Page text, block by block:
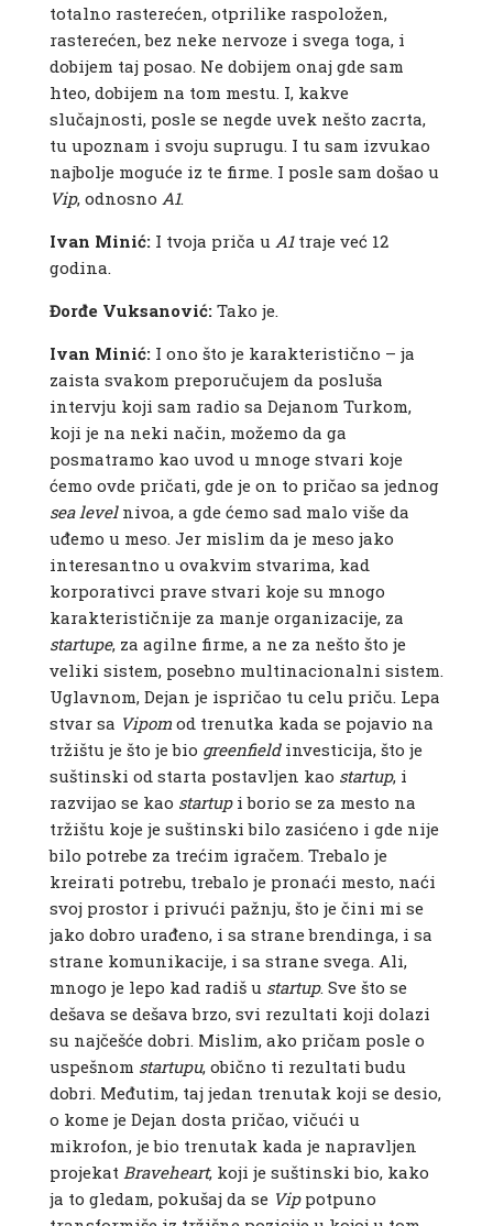
totalno rasterećen, otprilike raspoložen,
rasterećen, bez neke nervoze i svega toga, i
dobijem taj posao. Ne dobijem onaj gde sam
hteo, dobijem na tom mestu. I, kakve
slučajnosti, posle se negde uvek nešto zacrta,
tu upoznam i svoju suprugu. I tu sam izvukao
najbolje moguće iz te firme. I posle sam došao u
Vip, odnosno A1.
Ivan Minić:I tvoja priča u A1traje već 12
godina.
Đorđe Vuksanović:Tako je.
Ivan Minić:I ono što je karakteristično – ja
zaista svakom preporučujem da posluša
intervju koji sam radio sa Dejanom Turkom,
koji je na neki način, možemo da ga
posmatramo kao uvod u mnoge stvari koje
ćemo ovde pričati, gde je on to pričao sa jednog
sea levelnivoa, a gde ćemo sad malo više da
uđemo u meso. Jer mislim da je meso jako
interesantno u ovakvim stvarima, kad
korporativci prave stvari koje su mnogo
karakterističnije za manje organizacije, za
startupe, za agilne firme, a ne za nešto što je
veliki sistem, posebno multinacionalni sistem.
Uglavnom, Dejan je ispričao tu celu priču. Lepa
stvar sa Vipomod trenutka kada se pojavio na
tržištu je što je bio greenfieldinvesticija, što je
suštinski od starta postavljen kao startup, i
razvijao se kao startupi borio se za mesto na
tržištu koje je suštinski bilo zasićeno i gde nije
bilo potrebe za trećim igračem. Trebalo je
kreirati potrebu, trebalo je pronaći mesto, naći
svoj prostor i privući pažnju, što je čini mi se
jako dobro urađeno, i sa strane brendinga, i sa
strane komunikacije, i sa strane svega. Ali,
mnogo je lepo kad radiš u startup. Sve što se
dešava se dešava brzo, svi rezultati koji dolazi
su najčešće dobri. Mislim, ako pričam posle o
uspešnom startupu, obično ti rezultati budu
dobri. Međutim, taj jedan trenutak koji se desio,
o kome je Dejan dosta pričao, vičući u
mikrofon, je bio trenutak kada je napravljen
projekat Braveheart, koji je suštinski bio, kako
ja to gledam, pokušaj da se Vippotpuno